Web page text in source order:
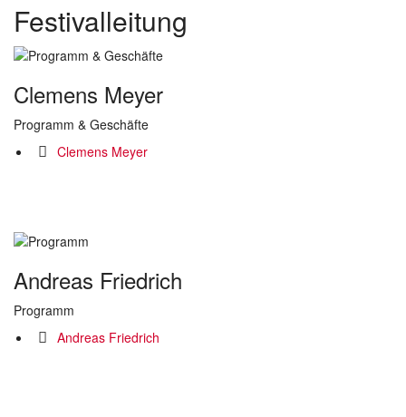
Festivalleitung
Clemens Meyer
Programm & Geschäfte
Clemens Meyer
Andreas Friedrich
Programm
Andreas Friedrich